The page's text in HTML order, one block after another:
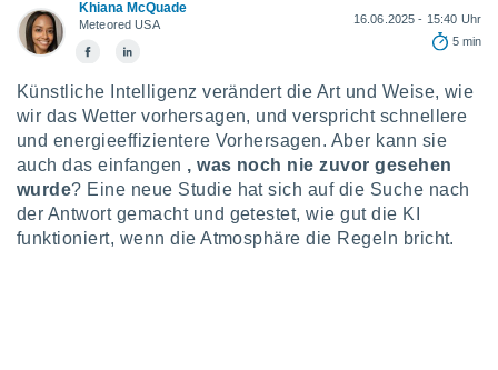
oder
Partner
es uns
der
verfolgen
Profil zu
Ihnen
Khiana McQuade
Meteored USA
16.06.2025 - 15:40 Uhr
5 min
Künstliche Intelligenz verändert die Art und Weise, wie
wir das Wetter vorhersagen, und verspricht schnellere
und energieeffizientere Vorhersagen. Aber kann sie
auch das einfangen , was noch nie zuvor gesehen
wurde? Eine neue Studie hat sich auf die Suche nach
der Antwort gemacht und getestet, wie gut die KI
funktioniert, wenn die Atmosphäre die Regeln bricht.